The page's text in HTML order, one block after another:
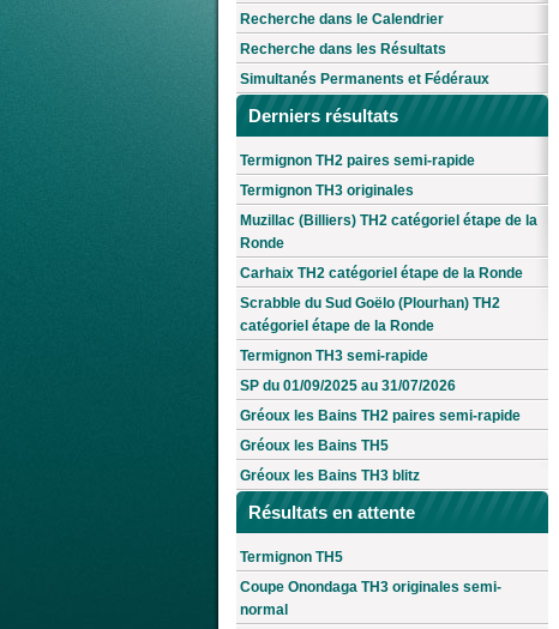
Recherche dans le Calendrier
Recherche dans les Résultats
Simultanés Permanents et Fédéraux
Derniers résultats
Termignon TH2 paires semi-rapide
Termignon TH3 originales
Muzillac (Billiers) TH2 catégoriel étape de la
Ronde
Carhaix TH2 catégoriel étape de la Ronde
Scrabble du Sud Goëlo (Plourhan) TH2
catégoriel étape de la Ronde
Termignon TH3 semi-rapide
SP du 01/09/2025 au 31/07/2026
Gréoux les Bains TH2 paires semi-rapide
Gréoux les Bains TH5
Gréoux les Bains TH3 blitz
Résultats en attente
Termignon TH5
Coupe Onondaga TH3 originales semi-
normal